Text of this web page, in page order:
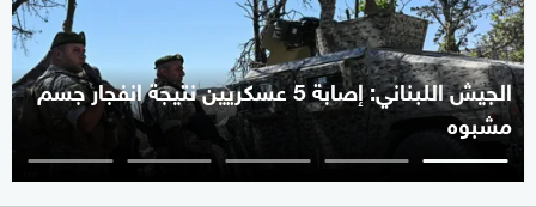
الجيش اللبناني: إصابة 5 عسكريين نتيجة انفجار جسم
مشبوه